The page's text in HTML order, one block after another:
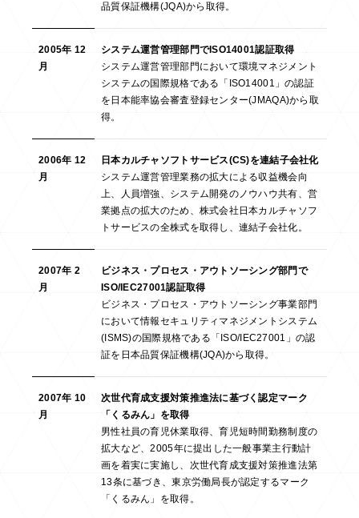
品質保証機構(JQA)から取得。
2005年 12
月
システム運営管理部門でISO14001認証取得
システム運営管理部門において環境マネジメント
システムの国際規格である「ISO14001」の認証
を日本能率協会審査登録センター(JMAQA)から取
得。
2006年 12
月
日本カルチャソフトサービス(CS)を連結子会社化
システム運営管理業務の拡大による収益機会向
上、人員増強、システム開発のノウハウ共有、営
業拠点の拡大のため、株式会社日本カルチャソフ
トサービスの全株式を取得し、連結子会社化。
2007年 2
月
ビジネス・プロセス・アウトソーシング部門で
ISO/IEC27001認証取得
ビジネス・プロセス・アウトソーシング事業部門
において情報セキュリティマネジメントシステム
(ISMS)の国際規格である「ISO/IEC27001」の認
証を日本品質保証機構(JQA)から取得。
2007年 10
月
次世代育成支援対策推進法に基づく認定マーク
「くるみん」を取得
男性社員の育児休業取得、育児短時間勤務制度の
拡大など、2005年に提出した一般事業主行動計
画を着実に実施し、次世代育成支援対策推進法第
13条に基づき、東京労働局長が認定するマーク
「くるみん」を取得。